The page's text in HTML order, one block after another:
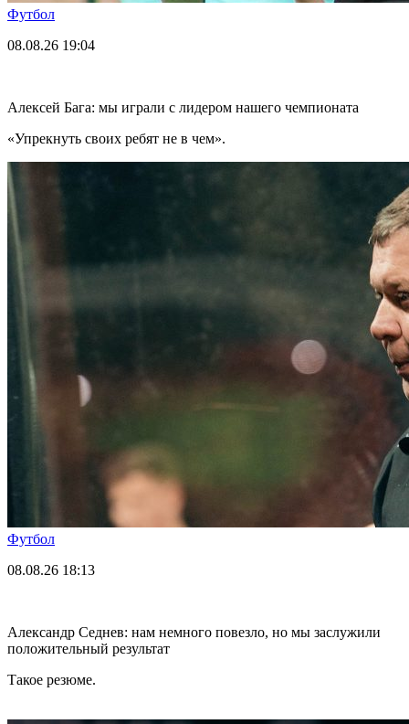
Футбол
08.08.26 19:04
Алексей Бага: мы играли с лидером нашего чемпионата
«Упрекнуть своих ребят не в чем».
Футбол
08.08.26 18:13
Александр Седнев: нам немного повезло, но мы заслужили
положительный результат
Такое резюме.